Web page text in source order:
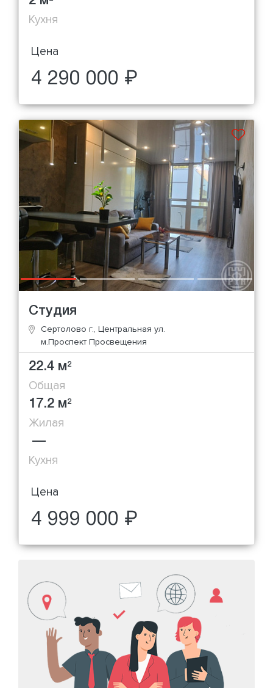
Кухня
Цена
4 290 000 ₽
Студия
Сертолово г., Центральная ул.
м.Проспект Просвещения
22.4 м2
Общая
17.2 м2
Жилая
—
Кухня
Цена
4 999 000 ₽